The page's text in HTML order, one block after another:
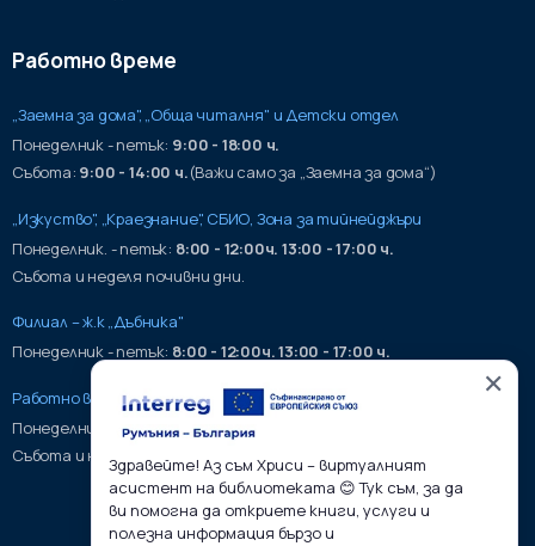
Работно време
„Заемна за дома", „Обща читалня" и Детски отдел
Понеделник - петък: 9:00 - 18:00 ч.
Събота: 9:00 - 14:00 ч.(Важи само за „Заемна за дома“)
„Изкуство", „Краезнание", СБИО, Зона за тийнейджъри
Понеделник. - петък: 8:00 - 12:00ч. 13:00 - 17:00 ч.
Събота и неделя почивни дни.
Филиал – ж.к „Дъбника"
Понеделник - петък: 8:00 - 12:00ч. 13:00 - 17:00 ч.
Работно време на хранилища:
Понеделник - петък:9:00 - 17:00ч.
Събота и неделя почивни дни.
✕
Здравейте! Аз съм Хриси – виртуалният
асистент на библиотеката 😊 Тук съм, за да
ви помогна да откриете книги, услуги и
полезна информация бързо и